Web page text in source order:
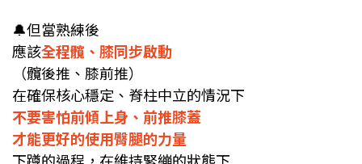
🔔但當熟練後
應該全程髖、膝同步啟動
（髖後推、膝前推）
在確保核心穩定、脊柱中立的情況下
不要害怕前傾上身、前推膝蓋
才能更好的使用臀腿的力量